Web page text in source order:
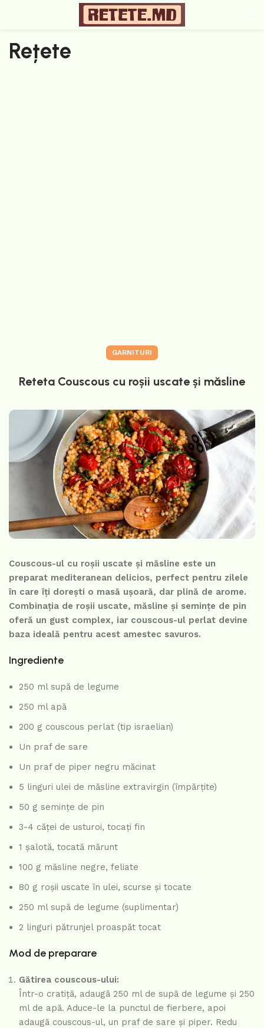
Rețete
GARNITURI
Reteta Couscous cu roșii uscate și măsline
Couscous-ul cu roșii uscate și măsline este un
preparat mediteranean delicios, perfect pentru zilele
în care îți dorești o masă ușoară, dar plină de arome.
Combinația de roșii uscate, măsline și semințe de pin
oferă un gust complex, iar couscous-ul perlat devine
baza ideală pentru acest amestec savuros.
Ingrediente
250 ml supă de legume
250 ml apă
200 g couscous perlat (tip israelian)
Un praf de sare
Un praf de piper negru măcinat
5 linguri ulei de măsline extravirgin (împărțite)
50 g semințe de pin
3-4 căței de usturoi, tocați fin
1 șalotă, tocată mărunt
100 g măsline negre, feliate
80 g roșii uscate în ulei, scurse și tocate
250 ml supă de legume (suplimentar)
2 linguri pătrunjel proaspăt tocat
Mod de preparare
Gătirea couscous-ului:
Într-o cratiță, adaugă 250 ml de supă de legume și 250
ml de apă. Aduce-le la punctul de fierbere, apoi
adaugă couscous-ul, un praf de sare și piper. Redu